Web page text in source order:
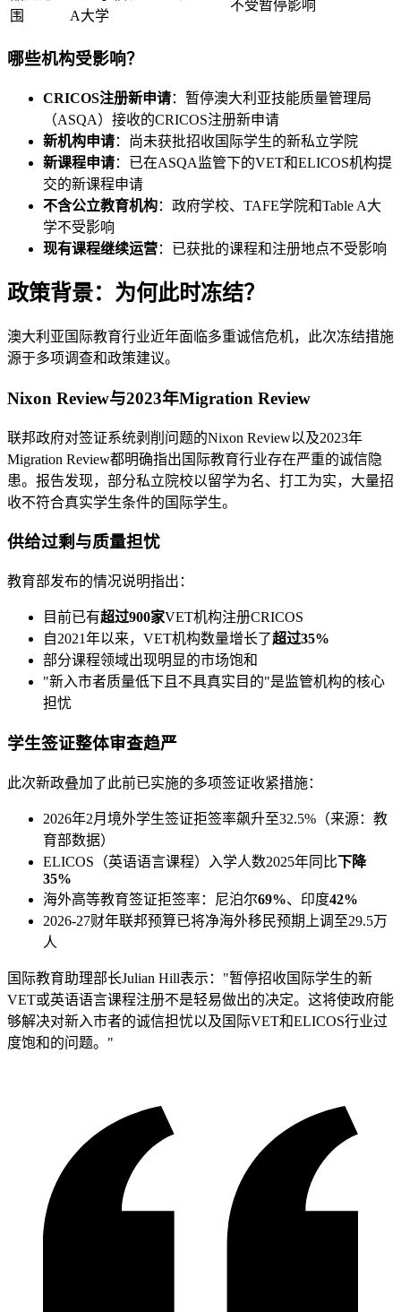
围
A大学
不受暂停影响
哪些机构受影响？
CRICOS注册新申请：暂停澳大利亚技能质量管理局
（ASQA）接收的CRICOS注册新申请
新机构申请：尚未获批招收国际学生的新私立学院
新课程申请：已在ASQA监管下的VET和ELICOS机构提
交的新课程申请
不含公立教育机构：政府学校、TAFE学院和Table A大
学不受影响
现有课程继续运营：已获批的课程和注册地点不受影响
政策背景：为何此时冻结？
澳大利亚国际教育行业近年面临多重诚信危机，此次冻结措施
源于多项调查和政策建议。
Nixon Review与2023年Migration Review
联邦政府对签证系统剥削问题的Nixon Review以及2023年
Migration Review都明确指出国际教育行业存在严重的诚信隐
患。报告发现，部分私立院校以留学为名、打工为实，大量招
收不符合真实学生条件的国际学生。
供给过剩与质量担忧
教育部发布的情况说明指出：
目前已有超过900家VET机构注册CRICOS
自2021年以来，VET机构数量增长了超过35%
部分课程领域出现明显的市场饱和
"新入市者质量低下且不具真实目的"是监管机构的核心
担忧
学生签证整体审查趋严
此次新政叠加了此前已实施的多项签证收紧措施：
2026年2月境外学生签证拒签率飙升至32.5%（来源：教
育部数据）
ELICOS（英语语言课程）入学人数2025年同比下降
35%
海外高等教育签证拒签率：尼泊尔69%、印度42%
2026-27财年联邦预算已将净海外移民预期上调至29.5万
人
国际教育助理部长Julian Hill表示："暂停招收国际学生的新
VET或英语语言课程注册不是轻易做出的决定。这将使政府能
够解决对新入市者的诚信担忧以及国际VET和ELICOS行业过
度饱和的问题。"